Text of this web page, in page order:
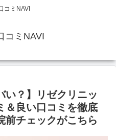
コミNAVI
コミNAVI
い？】リゼクリニッ
＆良い口コミを徹底
前チェックがこちら